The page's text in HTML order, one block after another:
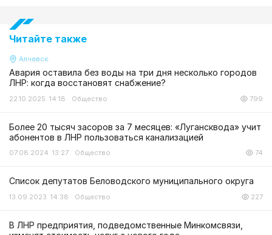
Читайте также
Алчевск
Авария оставила без воды на три дня несколько городов
ЛНР: когда восстановят снабжение?
22.10.2025 14:18 Общество 799
Более 20 тысяч засоров за 7 месяцев: «Лугансквода» учит
абонентов в ЛНР пользоваться канализацией
07.08.2024 13:27 Общество 74
Список депутатов Беловодского муниципального округа
13.09.2023 14:38 Общество 227
В ЛНР предприятия, подведомственные Минкомсвязи,